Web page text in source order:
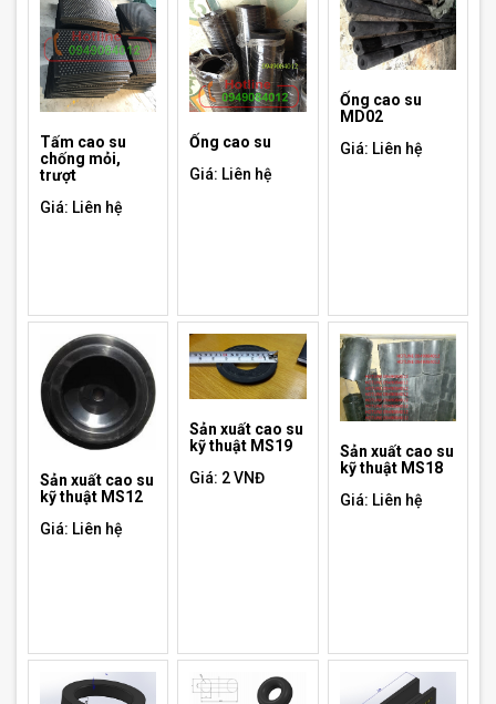
Tấm cao su
chống mỏi,
trượt
Giá: Liên hệ
Ống cao su
Giá: Liên hệ
Ống cao su
MD02
Giá: Liên hệ
Sản xuất cao su
kỹ thuật MS12
Giá: Liên hệ
Sản xuất cao su
kỹ thuật MS19
Giá: 2 VNĐ
Sản xuất cao su
kỹ thuật MS18
Giá: Liên hệ